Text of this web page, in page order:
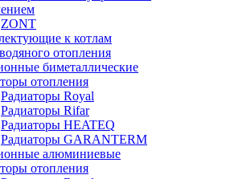
ZONT
к котлам
отопления
биметаллические
отопления
Радиаторы Royal
Радиаторы Rifar
Радиаторы HEATEQ
Радиаторы GARANTERM
алюминиевые
отопления